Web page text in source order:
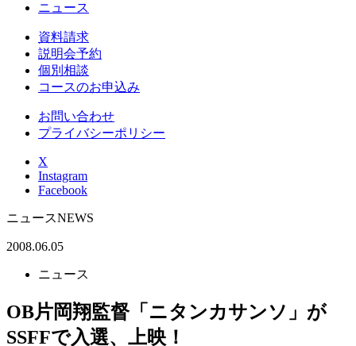
ニュース
資料請求
説明会予約
個別相談
コースのお申込み
お問い合わせ
プライバシーポリシー
X
Instagram
Facebook
ニュースNEWS
2008.06.05
ニュース
OB片岡翔監督「ニタンカサンソ」が
SSFFで入選、上映！